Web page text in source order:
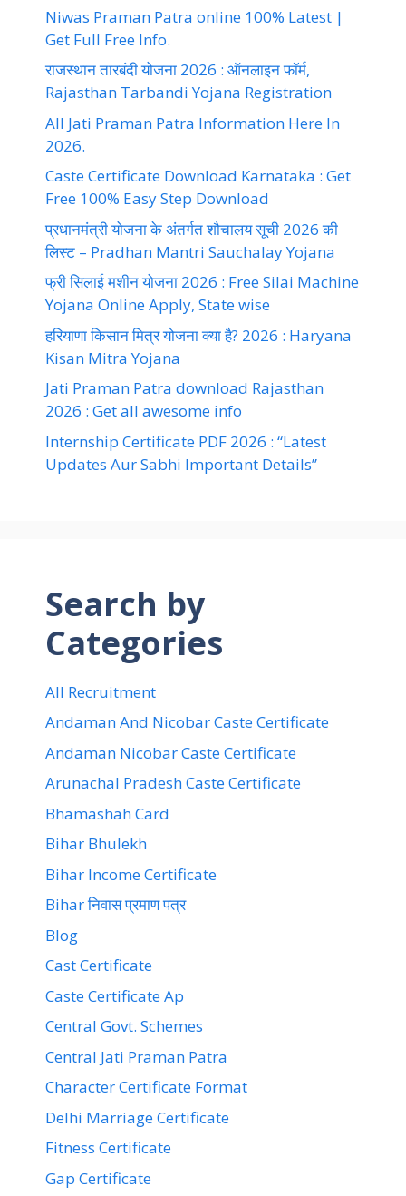
Niwas Praman Patra online 100% Latest |
Get Full Free Info.
राजस्थान तारबंदी योजना 2026 : ऑनलाइन फॉर्म,
Rajasthan Tarbandi Yojana Registration
All Jati Praman Patra Information Here In
2026.
Caste Certificate Download Karnataka : Get
Free 100% Easy Step Download
प्रधानमंत्री योजना के अंतर्गत शौचालय सूची 2026 की
लिस्ट – Pradhan Mantri Sauchalay Yojana
फ्री सिलाई मशीन योजना 2026 : Free Silai Machine
Yojana Online Apply, State wise
हरियाणा किसान मित्र योजना क्या है? 2026 : Haryana
Kisan Mitra Yojana
Jati Praman Patra download Rajasthan
2026 : Get all awesome info
Internship Certificate PDF 2026 : “Latest
Updates Aur Sabhi Important Details”
Search by
Categories
All Recruitment
Andaman And Nicobar Caste Certificate
Andaman Nicobar Caste Certificate
Arunachal Pradesh Caste Certificate
Bhamashah Card
Bihar Bhulekh
Bihar Income Certificate
Bihar निवास प्रमाण पत्र
Blog
Cast Certificate
Caste Certificate Ap
Central Govt. Schemes
Central Jati Praman Patra
Character Certificate Format
Delhi Marriage Certificate
Fitness Certificate
Gap Certificate